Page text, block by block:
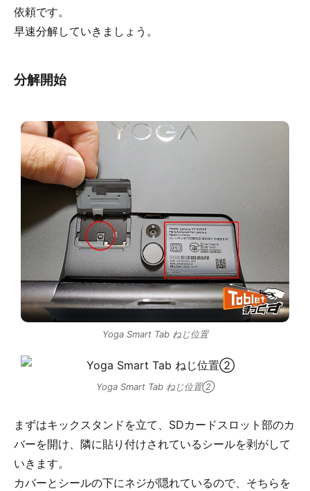
依頼です。
早速分解していきましょう。
分解開始
Yoga Smart Tab ねじ位置
Yoga Smart Tab ねじ位置②
まずはキックスタンドを立て、SDカードスロット部のカ
バーを開け、隣に貼り付けされているシールを剥がして
いきます。
カバーとシールの下にネジが隠れているので、そちらを